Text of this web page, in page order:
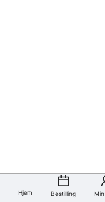
Hjem Bestilling